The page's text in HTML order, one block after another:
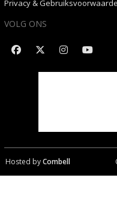
Privacy &
VOLG ONS
Hosted byCombell